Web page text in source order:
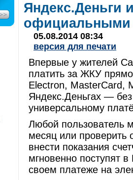
Яндекс.Деньги
официальными
05.08.2014 08:34
версия для печати
Впервые у жителей
платить за ЖКУ
Electron, MasterCard,
Яндекс.Деньгах —
универсальному
Любой пользователь
месяц или
внести показания
мгновенно поступят
своем платеже на